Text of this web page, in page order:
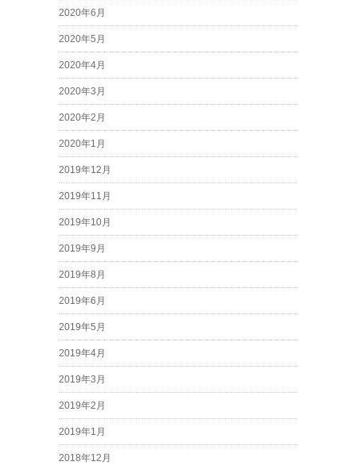
2020年6月
2020年5月
2020年4月
2020年3月
2020年2月
2020年1月
2019年12月
2019年11月
2019年10月
2019年9月
2019年8月
2019年6月
2019年5月
2019年4月
2019年3月
2019年2月
2019年1月
2018年12月